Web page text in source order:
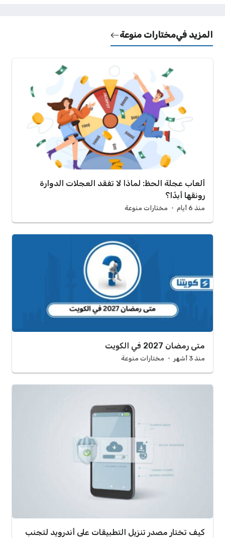
المزيد فيمختارات منوعة
ألعاب عجلة الحظ: لماذا لا تفقد العجلات الدوارة
رونقها أبدًا؟
منذ 6 أيام مختارات منوعة
متى رمضان 2027 في الكويت
منذ 3 أشهر مختارات منوعة
كيف تختار مصدر تنزيل التطبيقات على أندرويد لتجنب